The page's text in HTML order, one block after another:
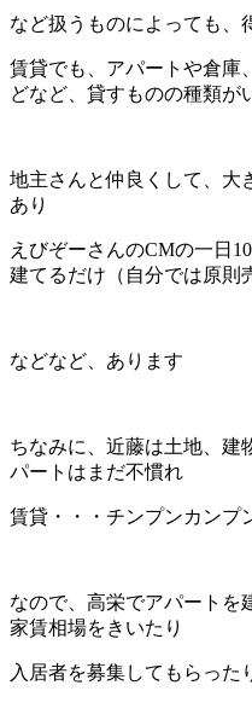
など扱うものによっても、
賃貸でも、アパートや倉庫
どなど、貸すものの種類が
地主さんと仲良くして、大
あり
えびぞーさんのCMの一日
建てるだけ（自分では原則
などなど、あります
ちなみに、近藤は土地、建
パートはまだ不慣れ
賃貸・・・チンプンカンプ
なので、高栄でアパートを
家賃相場をきいたり
入居者を募集してもらった